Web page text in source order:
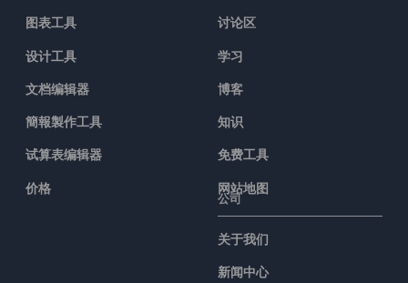
图表工具
设计工具
文档编辑器
簡報製作工具
试算表编辑器
价格
讨论区
学习
博客
知识
免费工具
网站地图
公司
关于我们
新闻中心